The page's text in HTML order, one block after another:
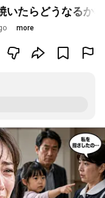
焼いたらどうな
more